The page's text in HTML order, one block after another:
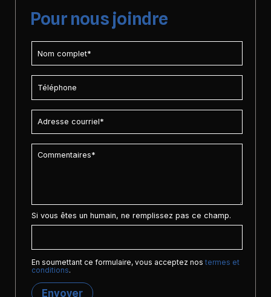
Pour nous joindre
Si vous êtes un humain, ne remplissez pas ce champ.
En soumettant ce formulaire, vous acceptez nos termes et
conditions.
Envoyer